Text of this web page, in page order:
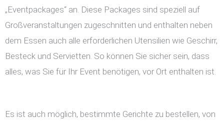
„Eventpackages“ an. Diese Packages sind speziell auf
Großveranstaltungen zugeschnitten und enthalten neben
dem Essen auch alle erforderlichen Utensilien wie Geschirr,
Besteck und Servietten. So können Sie sicher sein, dass
alles, was Sie für Ihr Event benötigen, vor Ort enthalten ist.
Es ist auch möglich, bestimmte Gerichte zu bestellen, von